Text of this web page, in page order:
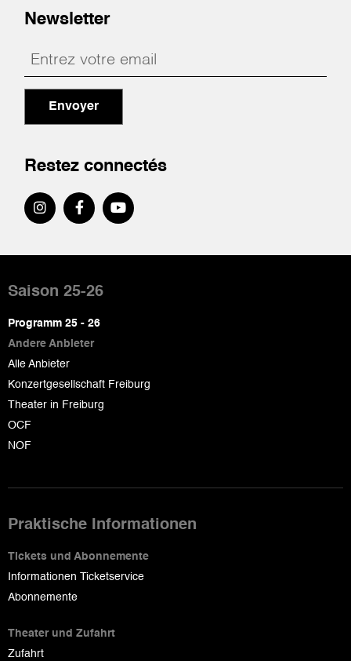
Newsletter
Envoyer
Restez connectés
de
page
Saison 25-26
Programm 25 - 26
Andere Anbieter
Alle Anbieter
Konzertgesellschaft Freiburg
Theater in Freiburg
OCF
NOF
Praktische Informationen
Tickets und Abonnemente
Informationen Ticketservice
Abonnemente
Theater und Zufahrt
Zufahrt